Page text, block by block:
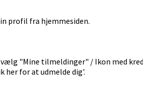
profil fra hjemmesiden.
vælg "Mine tilmeldinger" / Ikon med
her for at udmelde dig'.